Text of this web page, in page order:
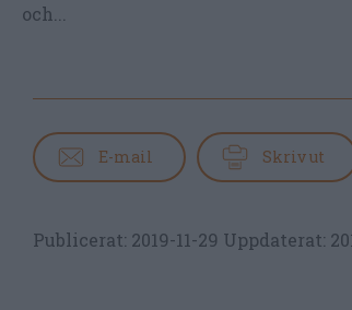
och...
E-mail Skriv ut
Publicerat: 2019-11-29 Uppdaterat: